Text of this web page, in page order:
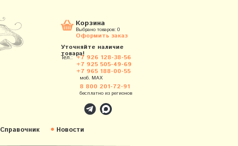
Корзина
Выбрано товаров: 0
Оформить заказ
Уточняйте наличие
товара!
Тел.: +7 926 128-38-56
+7 925 505-49-69
+7 965 188-00-55
моб. MAX
8 800 201-72-91
бесплатно из регионов
Справочник Новости